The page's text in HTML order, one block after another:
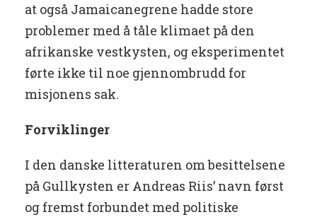
at også Jamaicanegrene hadde store
problemer med å tåle klimaet på den
afrikanske vestkysten, og eksperimentet
førte ikke til noe gjennombrudd for
misjonens sak.
Forviklinger
I den danske litteraturen om besittelsene
på Gullkysten er Andreas Riis’ navn først
og fremst forbundet med politiske